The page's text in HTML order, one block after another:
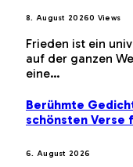
8. August 20260 Views
Frieden ist ein
auf der ganzen
eine…
Berühmte
schönsten Verse
6. August 2026